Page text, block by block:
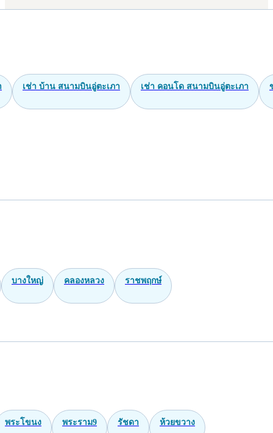
เช่า บ้าน สนามบินอู่ตะเภา เช่า คอนโด สนามบินอู่ตะเภา
บางใหญ่ คลองหลวง ราชพฤกษ์
พระโขนง พระราม9 รัชดา ห้วยขวาง